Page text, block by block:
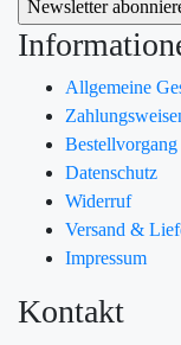
Allgemeine
Bestellvorgang
Datenschutz
Widerruf
Versand &
Impressum
Kontakt